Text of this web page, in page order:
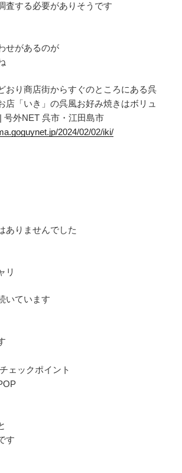
査する必要がありそうです
せがあるのが
おり商店街からすぐのところにある呉
店「いき」の呉風お好み焼きはボリュ
号外NET 呉市・江田島市
2024/02/02/iki/
ありませんでした
リ
いています
ェックポイント
す